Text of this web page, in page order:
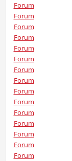
Forum
Forum
Forum
Forum
Forum
Forum
Forum
Forum
Forum
Forum
Forum
Forum
Forum
Forum
Forum